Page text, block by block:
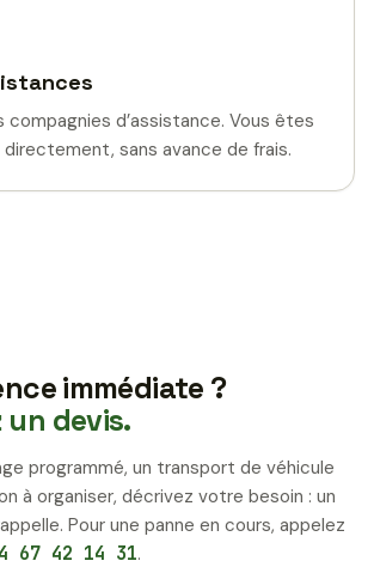
d’assistance. Vous êtes
sans avance de frais.
immédiate ?
un devis.
programmé, un transport de véhicule
à organiser, décrivez votre besoin : un
Pour une panne en cours, appelez
67 42 14 31.